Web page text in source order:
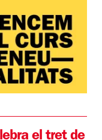
el tret de